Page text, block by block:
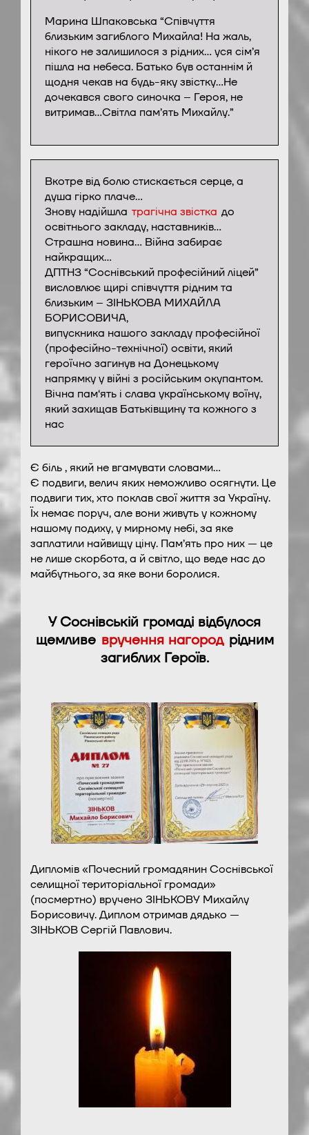
Марина Шпаковська “Співчуття
близьким загиблого Михайла! На жаль,
нікого не залишилося з рідних… уся сім’я
пішла на небеса. Батько був останнім й
щодня чекав на будь-яку звістку…Не
дочекався свого синочка – Героя, не
витримав…Світла пам’ять Михайлу.”
Вкотре від болю стискається серце, а
душа гірко плаче…
Знову надійшла трагічна звістка до
освітнього закладу, наставників…
Страшна новина… Війна забирає
найкращих…
ДПТНЗ “Соснівський професійний ліцей”
висловлює щирі співчуття рідним та
близьким – ЗІНЬКОВА МИХАЙЛА
БОРИСОВИЧА,
випускника нашого закладу професійної
(професійно-технічної) освіти, який
героїчно загинув на Донецькому
напрямку у війні з російським окупантом.
Вічна пам‘ять і слава українському воїну,
який захищав Батьківщину та кожного з
нас
Є біль , який не вгамувати словами…
Є подвиги, велич яких неможливо осягнути. Це
подвиги тих, хто поклав свої життя за Україну.
Їх немає поруч, але вони живуть у кожному
нашому подиху, у мирному небі, за яке
заплатили найвищу ціну. Пам’ять про них — це
не лише скорбота, а й світло, що веде нас до
майбутнього, за яке вони боролися.
У Соснівській громаді відбулося
щемливе вручення нагород рідним
загиблих Героїв.
Дипломів «Почесний громадянин Соснівської
селищної територіальної громади»
(посмертно) вручено ЗІНЬКОВУ Михайлу
Борисовичу. Диплом отримав дядько —
ЗІНЬКОВ Сергій Павлович.